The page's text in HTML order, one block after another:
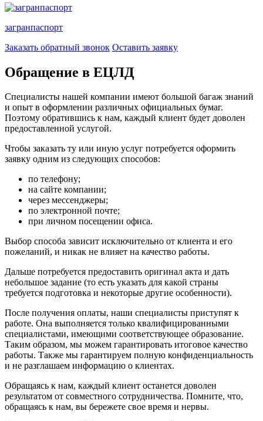
загранпаспорт
Заказать обратный звонок Оставить заявку
Обращение в ЕЦЛД
Специалисты нашей компании имеют большой багаж знаний
и опыт в оформлении различных официальных бумаг.
Поэтому обратившись к нам, каждый клиент будет доволен
предоставленной услугой.
Чтобы заказать ту или иную услуг потребуется оформить
заявку одним из следующих способов:
по телефону;
на сайте компании;
через мессенджеры;
по электронной почте;
при личном посещении офиса.
Выбор способа зависит исключительно от клиента и его
пожеланий, и никак не влияет на качество работы.
Дальше потребуется предоставить оригинал акта и дать
небольшое задание (то есть указать для какой страны
требуется подготовка и некоторые другие особенности).
После получения оплаты, наши специалисты приступят к
работе. Она выполняется только квалифицированными
специалистами, имеющими соответствующее образование.
Таким образом, мы можем гарантировать итоговое качество
работы. Также мы гарантируем полную конфиденциальность
и не разглашаем информацию о клиентах.
Обращаясь к нам, каждый клиент останется доволен
результатом от совместного сотрудничества. Помните, что,
обращаясь к нам, вы бережете свое время и нервы.